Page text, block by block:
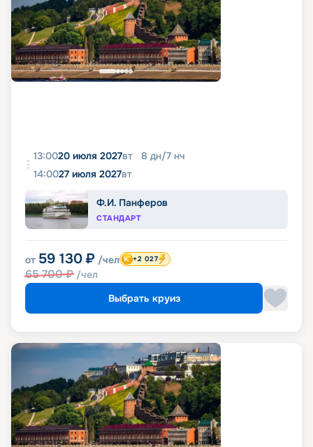
13:0020 июля 2027вт 8 дн/7 нч
14:0027 июля 2027вт
Ф.И. Панферов
СТАНДАРТ
от 59 130 ₽ /чел
65 700₽ /чел
+2 027
Выбрать круиз